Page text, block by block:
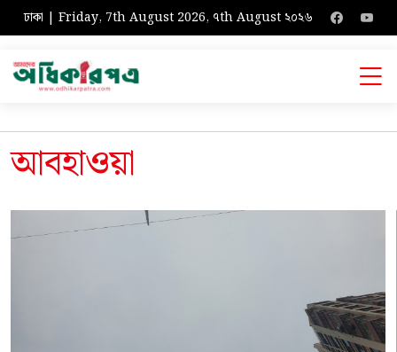
ঢাকা | Friday, 7th August 2026, ৭th August ২০২৬
আবহাওয়া